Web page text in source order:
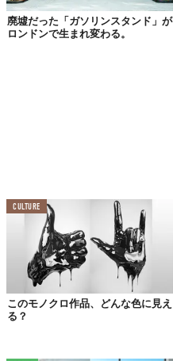
廃墟だった「ガソリンスタンド」が
ロンドンで生まれ変わる。
CULTURE
このモノクロ作品、どんな色に見え
る？